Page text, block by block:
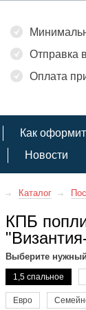
Отправка
Оплата
Как
Новости
Каталог
КПБ
Выберите
1,5 спальное
Евро